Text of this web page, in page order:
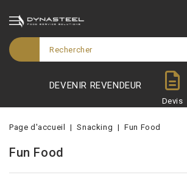
Devis
DEVENIR REVENDEUR
Page d'accueil Snacking Fun Food
Fun Food